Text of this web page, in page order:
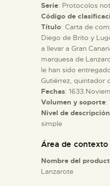
DIDÁCTICA
ESPAÑOL
Serie: Protocolos
Código de
Título: Carta de
Diego de Brito y
a llevar a Gran
marquesa de
le han sido
Gutiérrez, quintador
Fechas:
Volumen y soporte:
Nivel de descripción
simple
Área de contexto
Nombre del
Lanzarote